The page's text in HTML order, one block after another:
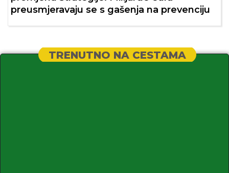
preusmjeravaju se s gašenja na prevenciju
TRENUTNO NA CESTAMA